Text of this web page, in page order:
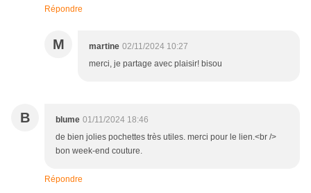
Répondre
M martine 02/11/2024 10:27
merci, je partage avec plaisir! bisou
B blume 01/11/2024 18:46
de bien jolies pochettes très utiles. merci pour le lien.<br />
bon week-end couture.
Répondre